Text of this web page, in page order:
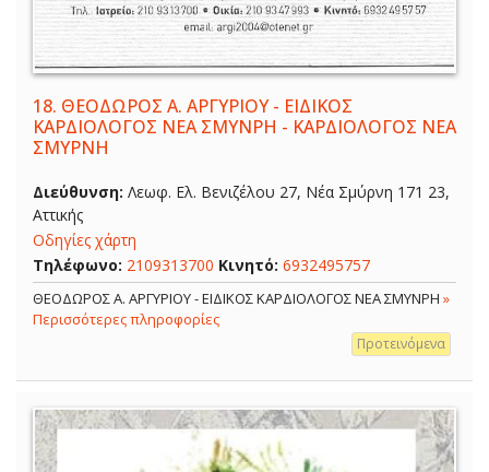
18. ΘΕΟΔΩΡΟΣ Α. ΑΡΓΥΡΙΟΥ - ΕΙΔΙΚΟΣ
ΚΑΡΔΙΟΛΟΓΟΣ ΝΕΑ ΣΜΥΝΡΗ - ΚΑΡΔΙΟΛΟΓΟΣ ΝΕΑ
ΣΜΥΡΝΗ
Διεύθυνση: Λεωφ. Ελ. Βενιζέλου 27, Νέα Σμύρνη 171 23,
Αττικής
Οδηγίες χάρτη
Τηλέφωνο: 2109313700 Κινητό: 6932495757
ΘΕΟΔΩΡΟΣ Α. ΑΡΓΥΡΙΟΥ - ΕΙΔΙΚΟΣ ΚΑΡΔΙΟΛΟΓΟΣ ΝΕΑ ΣΜΥΝΡΗ »
Περισσότερες πληροφορίες
Προτεινόμενα